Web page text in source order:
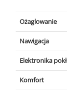
Ożaglowanie
Lazy bag|Lazy
Nawigacja
Autopilot
Elektronika
Radio
Wiatromierz
Komfort
Szprycbuda|